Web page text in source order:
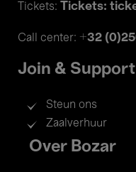
Tickets: Tickets:
Call center: +32
Join & Support
Steun ons
Zaalverhuur
Footer
menu
Over Bozar